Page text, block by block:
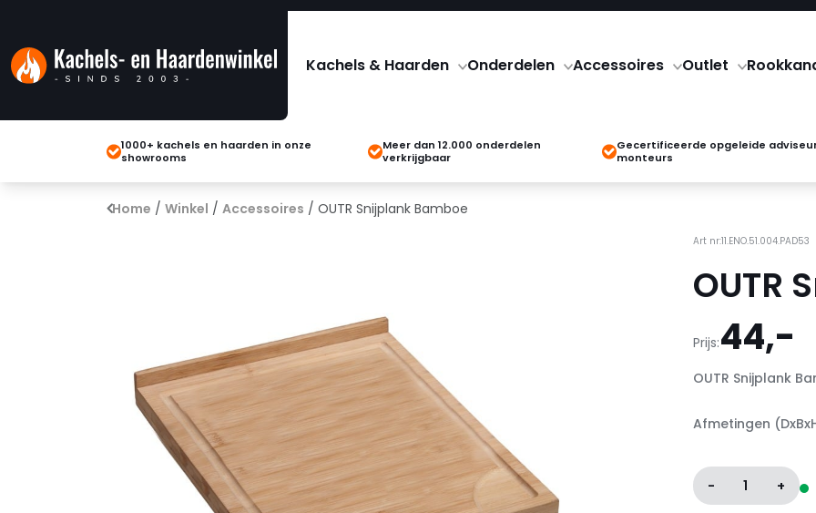
Kachels & Haarden Onderdelen Accessoires Outlet
1000+ kachels en haarden in onze
showrooms
Meer dan 12.000 onderdelen
verkrijgbaar
Gecertificeerde opgeleide
monteurs
Home / Winkel / Accessoires / OUTR Snijplank Bamboe
Art nr:11.ENO.51.004.PAD53
OUTR
Prijs:44,-
OUTR Snijplank
Afmetingen
- 1 +